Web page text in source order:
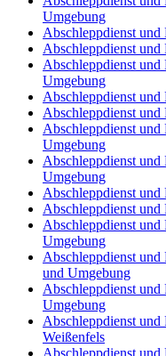
Umgebung
Abschleppdienst und
Abschleppdienst und
Abschleppdienst und
Umgebung
Abschleppdienst
Abschleppdienst
Abschleppdienst
Umgebung
Abschleppdienst
Umgebung
Abschleppdienst
Abschleppdienst
Abschleppdienst und
Umgebung
Abschleppdienst
und Umgebung
Abschleppdienst
Umgebung
Abschleppdienst
Weißenfels
Abschleppdienst